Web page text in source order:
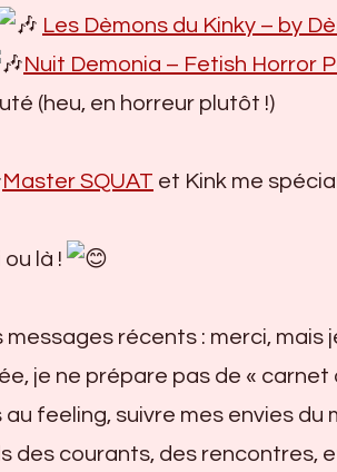
Les Dèmons du Kinky – by
Nuit Demonia – Fetish Horror
(heu, en horreur plutôt !)
Master SQUAT et Kink me
là !
récents : merci, mais
je ne prépare pas de « carnet
feeling, suivre mes envies du
des courants, des rencontres,